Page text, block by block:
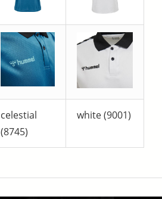
celestial
(8745)
white (9001)